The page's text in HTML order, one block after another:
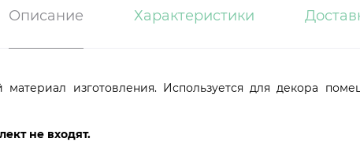
Описание Характеристики
изготовления. Используется для декора
не входят.